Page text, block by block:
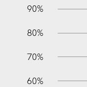
90%
80%
70%
60%